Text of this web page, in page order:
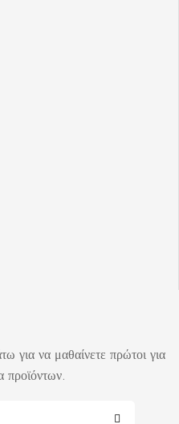
για να μαθαίνετε πρώτοι για
προϊόντων.